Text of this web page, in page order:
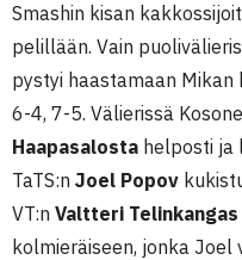
Smashin kisan
pelillään. Vain
pystyi haastamaan
6-4, 7-5. Välierissä
Haapasalosta helposti
TaTS:n Joel Popov
VT:n Valtteri Telinkangas
kolmieräiseen, jonka Joel